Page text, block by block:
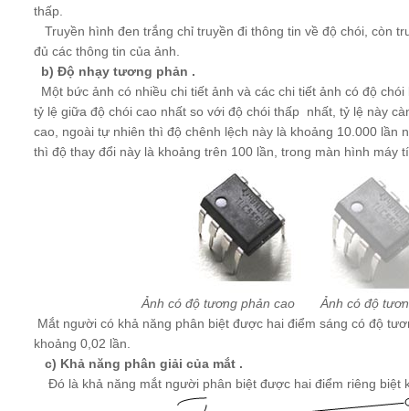
thấp.
Truyền hình đen trắng chỉ truyền đi thông tin về độ chói, còn
đủ các thông tin của ảnh.
b) Độ nhạy tương phản .
Một bức ảnh có nhiều chi tiết ảnh và các chi tiết ảnh có độ
tỷ lệ giữa độ chói cao nhất so với độ chói thấp nhất, tỷ lệ này
cao, ngoài tự nhiên thì độ chênh lệch này là khoảng 10.000 lần
thì độ thay đổi này là khoảng trên 100 lần, trong màn hình máy
Ảnh có độ tương phản cao Ảnh có độ
Mắt người có khả năng phân biệt được hai điểm sáng có độ
khoảng 0,02 lần.
c) Khả năng phân giải của mắt .
Đó là khả năng mắt người phân biệt được hai điểm riêng biệt